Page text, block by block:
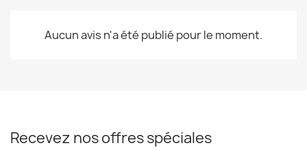
Aucun avis n'a été publié pour le moment.
Recevez nos offres spéciales